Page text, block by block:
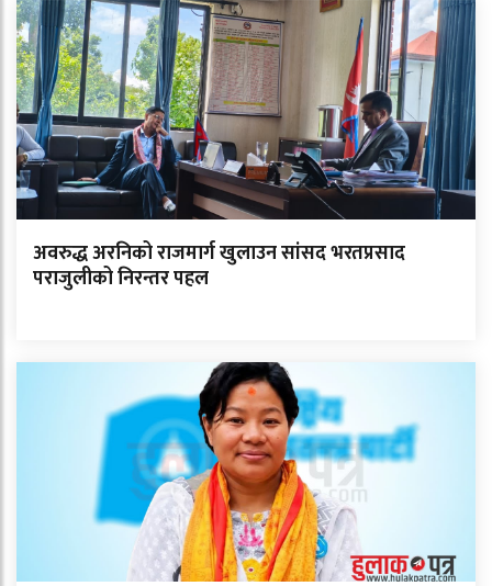
अवरुद्ध अरनिको राजमार्ग खुलाउन सांसद भरतप्रसाद
पराजुलीको निरन्तर पहल